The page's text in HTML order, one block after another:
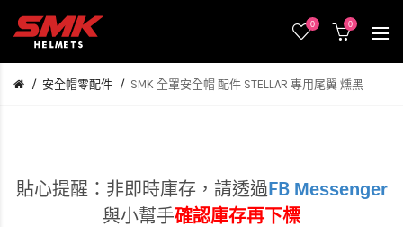
0 0
安全帽零配件 SMK 全罩安全帽 配件 STELLAR 專用尾翼 燻黑
貼心提醒：非即時庫存， 請透過 FB Messenger
與小幫手確認庫存再下標